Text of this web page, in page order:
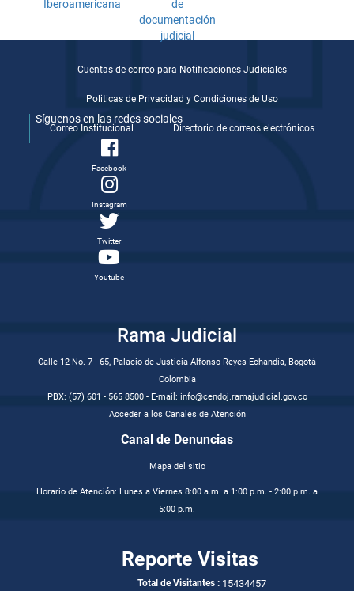
Cuentas de correo para Notificaciones Judiciales
Politicas de Privacidad y Condiciones de Uso
Correo Institucional Directorio de correos electrónicos
Síguenos en las redes sociales
Facebook
Instagram
Twitter
Youtube
Rama Judicial
Calle 12 No. 7 - 65, Palacio de Justicia Alfonso Reyes Echandía, Bogotá
Colombia
PBX: (57) 601 - 565 8500 - E-mail: info@cendoj.ramajudicial.gov.co
Acceder a los Canales de Atención
Canal de Denuncias
Mapa del sitio
Horario de Atención: Lunes a Viernes 8:00 a.m. a 1:00 p.m. - 2:00 p.m. a
5:00 p.m.
Reporte Visitas
Total de Visitantes : 15434457